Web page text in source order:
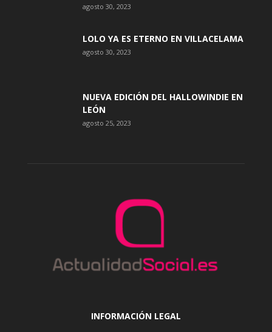
agosto 30, 2023
LOLO YA ES ETERNO EN VILLACELAMA
agosto 30, 2023
NUEVA EDICIÓN DEL HALLOWINDIE EN
LEÓN
agosto 25, 2023
INFORMACIÓN LEGAL